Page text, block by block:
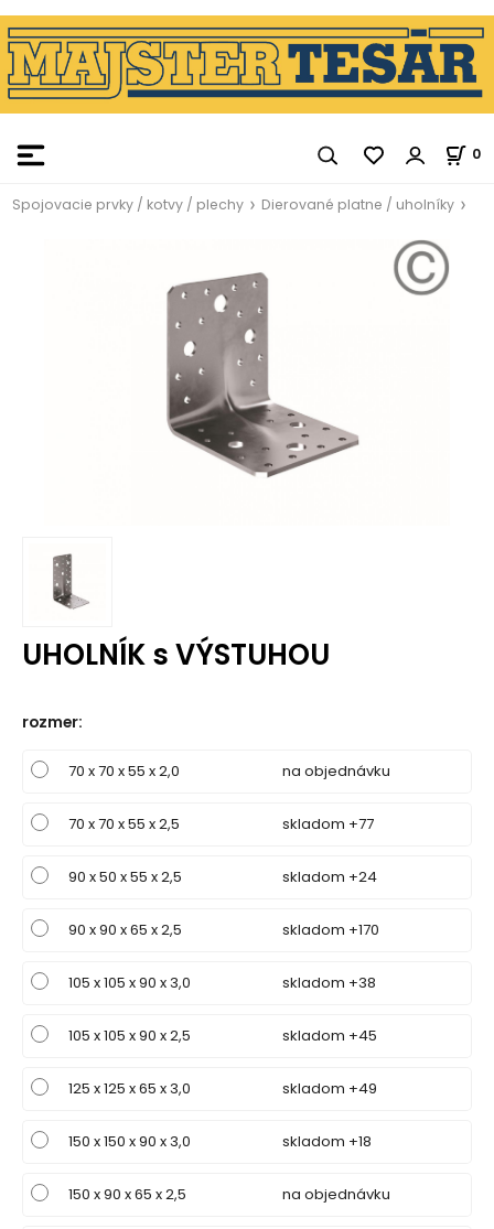
0
Spojovacie prvky / kotvy / plechy Dierované platne / uholníky
UHOLNÍK s VÝSTUHOU
rozmer:
70 x 70 x 55 x 2,0 na objednávku
70 x 70 x 55 x 2,5 skladom +77
90 x 50 x 55 x 2,5 skladom +24
90 x 90 x 65 x 2,5 skladom +170
105 x 105 x 90 x 3,0 skladom +38
105 x 105 x 90 x 2,5 skladom +45
125 x 125 x 65 x 3,0 skladom +49
150 x 150 x 90 x 3,0 skladom +18
150 x 90 x 65 x 2,5 na objednávku